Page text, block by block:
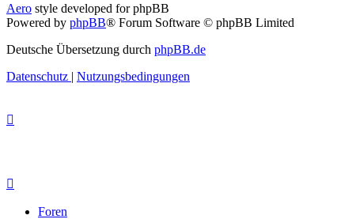
Aero style developed for phpBB
Powered by phpBB® Forum Software © phpBB Limited
Deutsche Übersetzung durch phpBB.de
Datenschutz | Nutzungsbedingungen
Foren